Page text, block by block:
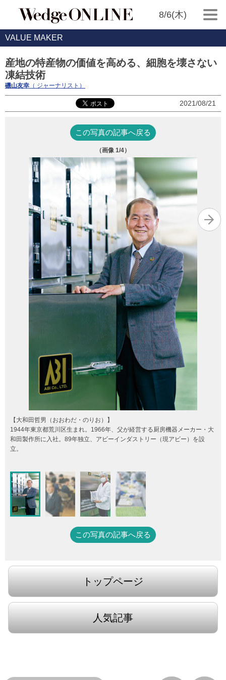
8/6(木)
VALUE MAKER
産地の特産物の価値を高める、細胞を壊さない
凍結技術
磯山友幸 （ ジャーナリスト）
2021/08/21
この写真の記事へ戻る
（画像 1/4）
【大和田哲男（おおわだ・のりお）】
1944年東京都荒川区生まれ。1966年、父が経営する厨房機器メーカー・大
和田製作所に入社。89年独立、アビーインダストリー（現アビー）を設
立。
この写真の記事へ戻る
トップページ
人気記事